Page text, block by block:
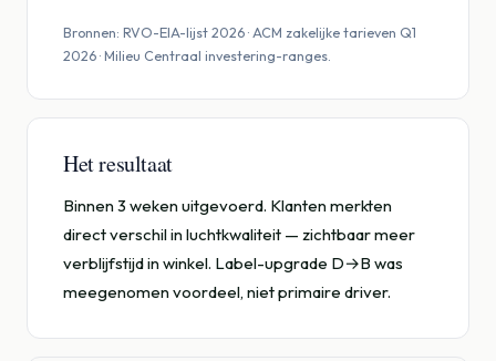
Bronnen: RVO-EIA-lijst 2026 · ACM zakelijke tarieven Q1
2026 · Milieu Centraal investering-ranges.
Het resultaat
Binnen 3 weken uitgevoerd. Klanten merkten
direct verschil in luchtkwaliteit — zichtbaar meer
verblijfstijd in winkel. Label-upgrade D→B was
meegenomen voordeel, niet primaire driver.